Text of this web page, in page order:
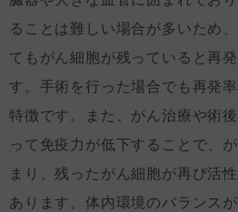
ることは難しい場合が多いため
てもがん細胞が残っていると再
す。手術を行った場合でも再発
特徴です。また、がん治療や術
って免疫力が低下することで、
まり、残ったがん細胞が再び活
あります。体内環境のバランス